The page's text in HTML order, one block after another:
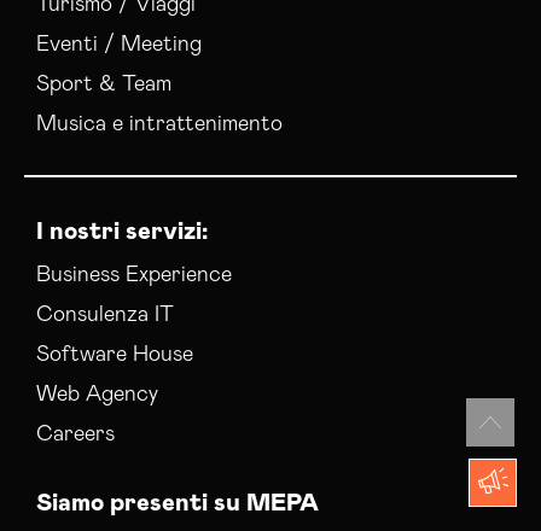
Turismo / Viaggi
Eventi / Meeting
Sport & Team
Musica e intrattenimento
I nostri servizi:
Business Experience
Consulenza IT
Software House
Web Agency
Careers
Siamo presenti su MEPA